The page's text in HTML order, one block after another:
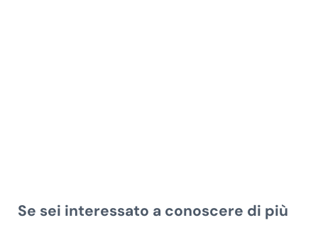
Se sei interessato a conoscere di più